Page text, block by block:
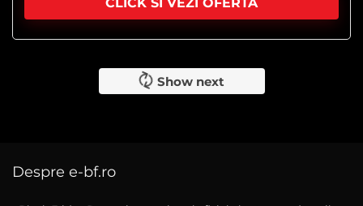
Show next
Despre e-bf.ro